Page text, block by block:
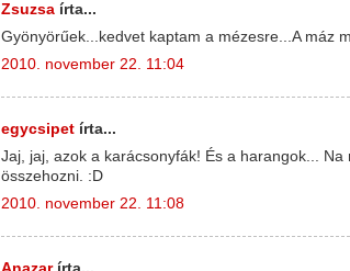
Zsuzsa írta...
Gyönyörűek...kedvet kaptam a mézesre...A máz
2010. november 22. 11:04
egycsipet írta...
Jaj, jaj, azok a karácsonyfák! És a harangok...
összehozni. :D
2010. november 22. 11:08